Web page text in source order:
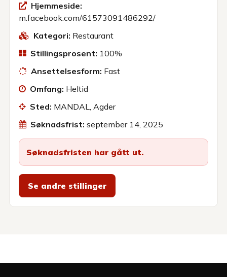
Hjemmeside:
m.facebook.com/61573091486292/
Kategori: Restaurant
Stillingsprosent: 100%
Ansettelsesform: Fast
Omfang: Heltid
Sted: MANDAL, Agder
Søknadsfrist: september 14, 2025
Søknadsfristen har gått ut.
Se andre stillinger